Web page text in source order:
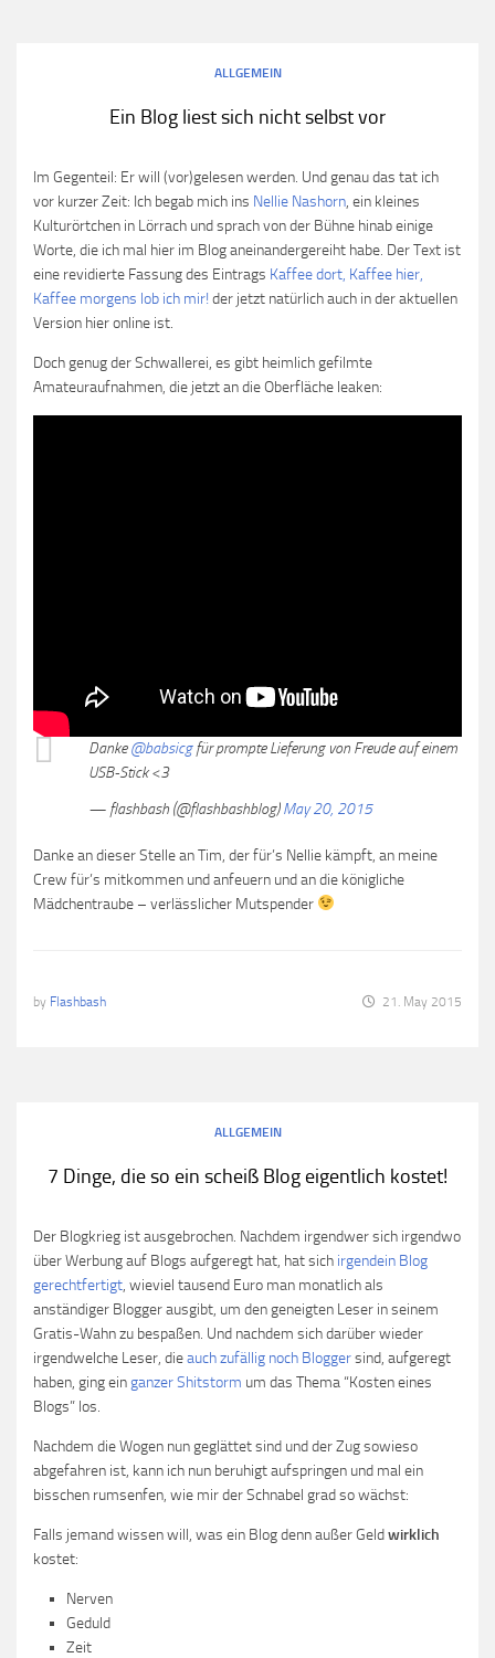
ALLGEMEIN
Ein Blog liest sich nicht selbst vor
Im Gegenteil: Er will (vor)gelesen werden. Und genau das tat ich
vor kurzer Zeit: Ich begab mich ins Nellie Nashorn, ein kleines
Kulturörtchen in Lörrach und sprach von der Bühne hinab einige
Worte, die ich mal hier im Blog aneinandergereiht habe. Der Text ist
eine revidierte Fassung des Eintrags Kaffee dort, Kaffee hier,
Kaffee morgens lob ich mir!der jetzt natürlich auch in der aktuellen
Version hier online ist.
Doch genug der Schwallerei, es gibt heimlich gefilmte
Amateuraufnahmen, die jetzt an die Oberfläche leaken:
Danke@babsicgfür prompte Lieferung von Freude auf einem
USB-Stick <3
— flashbash (@flashbashblog)May 20, 2015
Danke an dieser Stelle an Tim, der für’s Nellie kämpft, an meine
Crew für’s mitkommen und anfeuern und an die königliche
Mädchentraube – verlässlicher Mutspender
by Flashbash 21. May 2015
ALLGEMEIN
7 Dinge, die so ein scheiß Blog eigentlich kostet!
Der Blogkrieg ist ausgebrochen. Nachdem irgendwer sich irgendwo
über Werbung auf Blogs aufgeregt hat, hat sich irgendein Blog
gerechtfertigt, wieviel tausend Euro man monatlich als
anständiger Blogger ausgibt, um den geneigten Leser in seinem
Gratis-Wahn zu bespaßen. Und nachdem sich darüber wieder
irgendwelche Leser, dieauch zufällig noch Bloggersind, aufgeregt
haben, ging einganzer Shitstorm um das Thema “Kosten eines
Blogs” los.
Nachdem die Wogen nun geglättet sind und der Zug sowieso
abgefahren ist, kann ich nun beruhigt aufspringen und mal ein
bisschen rumsenfen, wie mir der Schnabel grad so wächst:
Falls jemand wissen will, was ein Blog denn außer Geldwirklich
kostet:
Nerven
Geduld
Zeit